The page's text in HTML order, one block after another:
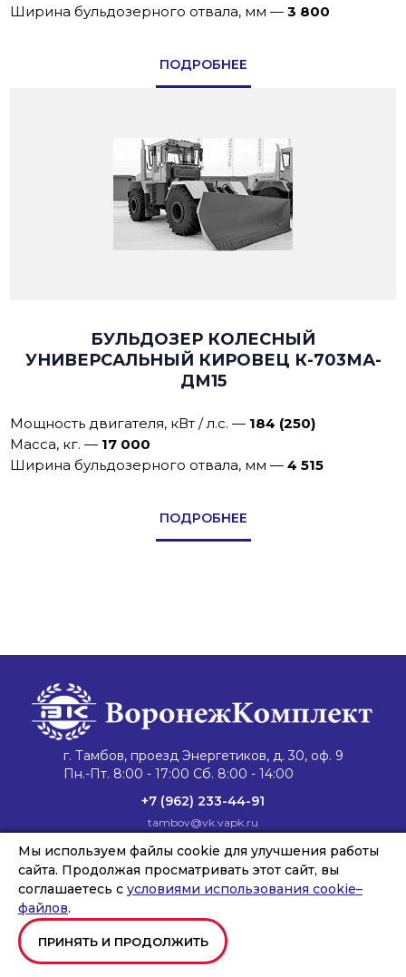
Ширина бульдозерного отвала, мм —3 800
ПОДРОБНЕЕ
БУЛЬДОЗЕР КОЛЕСНЫЙ
УНИВЕРСАЛЬНЫЙ КИРОВЕЦ К-703МА-
ДМ15
Мощность двигателя, кВт / л.с. — 184 (250)
Масса, кг. — 17 000
Ширина бульдозерного отвала, мм —4 515
ПОДРОБНЕЕ
г. Тамбов, проезд Энергетиков, д. 30, оф. 9
Пн.-Пт. 8:00 - 17:00 Сб. 8:00 - 14:00
+7 (962) 233-44-91
tambov@vk.vapk.ru
ГлавнаяКаталог техники Запасные части
Сервис и ремонтЛизинг и кредитФилиалыО компании
НовостиКонтакты
Copyright © ООО «ВОРОНЕЖКОМПЛЕКТ», 2026
Создание и продвижение сайтов
Мы используем файлы cookie для улучшения работы
сайта. Продолжая просматривать этот сайт, вы
соглашаетесь с условиями использования cookie–
файлов.
ПРИНЯТЬ И ПРОДОЛЖИТЬ